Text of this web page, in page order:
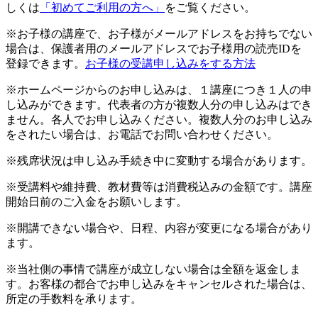
しくは 「初めてご利用の方へ」 をご覧ください。
※お子様の講座で、お子様がメールアドレスをお持ちでない
場合は、保護者用のメールアドレスでお子様用の読売IDを
登録できます。 お子様の受講申し込みをする方法
※ホームページからのお申し込みは、１講座につき１人の申
し込みができます。代表者の方が複数人分の申し込みはでき
ません。各人でお申し込みください。複数人分のお申し込み
をされたい場合は、お電話でお問い合わせください。
※残席状況は申し込み手続き中に変動する場合があります。
※受講料や維持費、教材費等は消費税込みの金額です。講座
開始日前のご入金をお願いします。
※開講できない場合や、日程、内容が変更になる場合があり
ます。
※当社側の事情で講座が成立しない場合は全額を返金しま
す。お客様の都合でお申し込みをキャンセルされた場合は、
所定の手数料を承ります。